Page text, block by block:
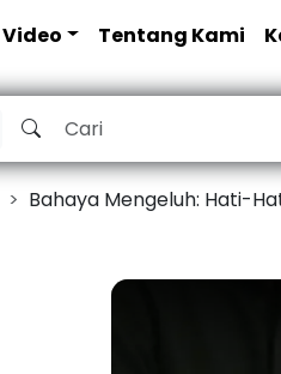
Video Tentang Kami
Bahaya Mengeluh: Hati-